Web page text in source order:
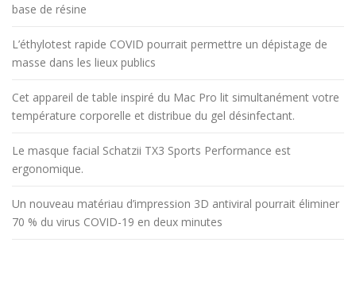
base de résine
L’éthylotest rapide COVID pourrait permettre un dépistage de
masse dans les lieux publics
Cet appareil de table inspiré du Mac Pro lit simultanément votre
température corporelle et distribue du gel désinfectant.
Le masque facial Schatzii TX3 Sports Performance est
ergonomique.
Un nouveau matériau d’impression 3D antiviral pourrait éliminer
70 % du virus COVID-19 en deux minutes